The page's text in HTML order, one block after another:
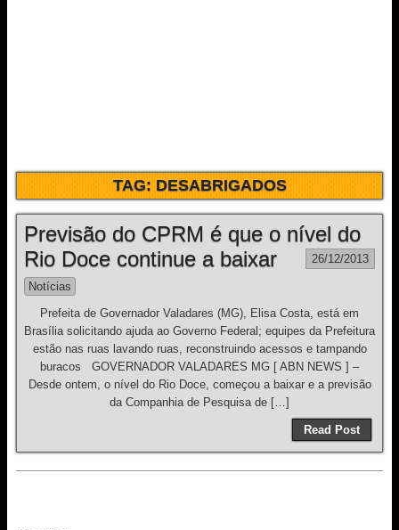
TAG:DESABRIGADOS
Previsão do CPRM é que o nível do
Rio Doce continue a baixar
26/12/2013
Notícias
Prefeita de Governador Valadares (MG), Elisa Costa, está em
Brasília solicitando ajuda ao Governo Federal; equipes da Prefeitura
estão nas ruas lavando ruas, reconstruindo acessos e tampando
buracos GOVERNADOR VALADARES MG [ ABN NEWS ] –
Desde ontem, o nível do Rio Doce, começou a baixar e a previsão
da Companhia de Pesquisa de […]
Read Post